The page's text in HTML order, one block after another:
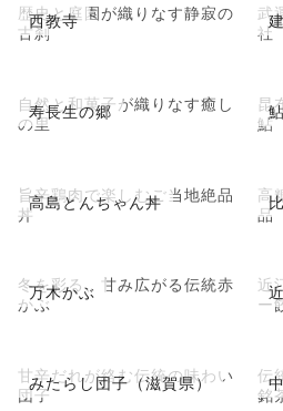
西教寺
歴史と庭園が織りなす静寂の
古刹
武
社
寿長生の郷
自然と和菓子が織りなす癒し
の里
昆
鮎
高島とんちゃん丼
旨辛鶏肉で楽しむご当地絶品
丼
高
品
万木かぶ
冬を彩る、甘み広がる伝統赤
かぶ
近
ー
みたらし団子（滋賀県）
甘辛だれが絡む伝統の味わい
団子
伝
銘